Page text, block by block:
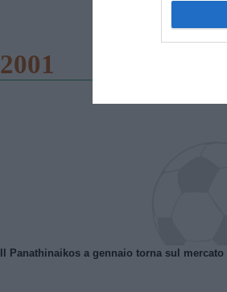
2001
Il Panathinaikos a gennaio torna sul mercato